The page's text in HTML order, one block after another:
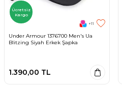
Ücretsiz
Kargo
+11
Under Armour 1376700 Men's Ua
Blitzing Siyah Erkek Şapka
1.390,00 TL